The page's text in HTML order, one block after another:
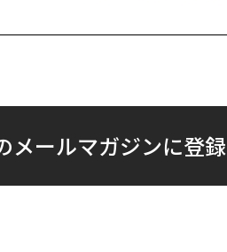
メールマガジンに登録